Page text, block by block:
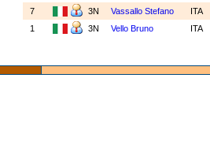
7
3N Vassallo Stefano
ITA
1
3N Vello Bruno ITA